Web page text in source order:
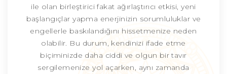
ile olan birleştirici fakat ağırlaştırıcı etkisi, yeni
başlangıçlar yapma enerjinizin sorumluluklar ve
engellerle baskılandığını hissetmenize neden
olabilir. Bu durum, kendinizi ifade etme
biçiminizde daha ciddi ve olgun bir tavır
sergilemenize yol açarken, aynı zamanda